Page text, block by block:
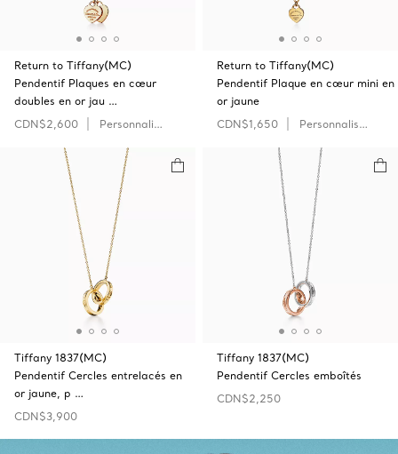
Return to Tiffany(MC)
Pendentif Plaques en cœur
doubles en or jau …
CDN$2,600
Personnaliser
Return to Tiffany(MC)
Pendentif Plaque en cœur mini en
or jaune
CDN$1,650
Personnaliser
Tiffany 1837(MC)
Pendentif Cercles entrelacés en
or jaune, p …
CDN$3,900
Tiffany 1837(MC)
Pendentif Cercles emboîtés
CDN$2,250